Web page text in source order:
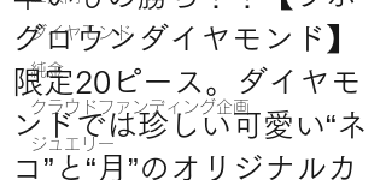
ダイヤモンド
純金
クラウドファンディング企画
ジュエリー
グロウンダイヤモンド】
限定20ピース。ダイヤモ
ンドでは珍しい可愛い“ネ
コ”と“月”のオリジナルカ